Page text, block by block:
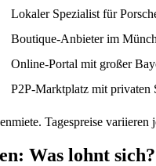
Lokaler Spezialist für
Boutique-Anbieter im
Online-Portal mit großer
P2P-Marktplatz mit privaten
Tagespreise
Was lohnt sich?